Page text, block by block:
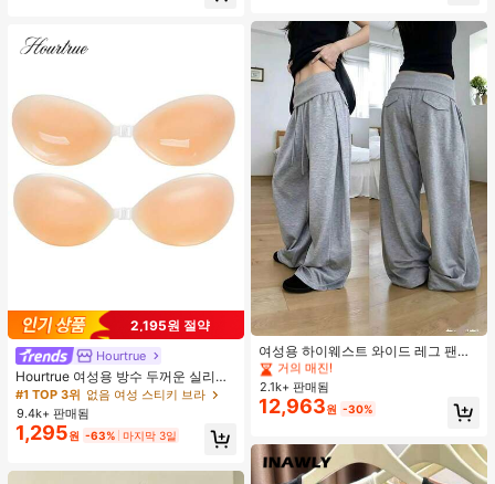
2,195원 절약
Hourtrue
Hourtrue 여성용 방수 두꺼운 실리콘
가슴 페탈, 작은 가슴 리프트업 & 푸시
인용, 웨딩 촬영 및 들러리용
#1 TOP 3위 없음 여성 스티키 브라
9.4k+ 판매됨
1,295원 -63% 마지막 3일
여성용 하이웨스트 와이드 레그 팬츠,
봄 드로스트링 루즈 롱 팬츠, 레이지
릴랙스드 스타일 그레이
#1 TOP 3위
에서 평상복 캐주얼 바지
거의 매진!
#1 TOP 3위
에서 평상복 캐주얼 바지
거의 매진!
#1 TOP 3위
에서 평상복 캐주얼 바지
거의 매진!
#1 TOP 3위
거의 매진!
2.1k+ 판매됨
12,963원 -30%